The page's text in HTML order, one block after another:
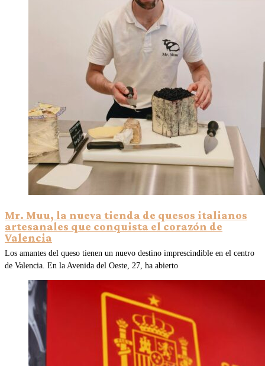
Mr. Muu, la nueva tienda de quesos italianos
artesanales que conquista el corazón de
Valencia
Los amantes del queso tienen un nuevo destino imprescindible en el centro
de Valencia. En la Avenida del Oeste, 27, ha abierto